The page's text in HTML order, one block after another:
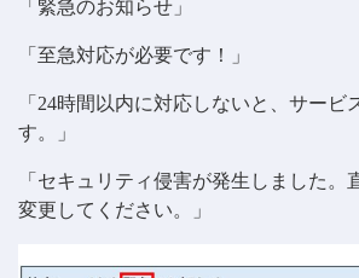
「緊急のお知らせ」
「至急対応が必要です！」
「24時間以内に対応しないと、サービ
す。」
「セキュリティ侵害が発生しました。
変更してください。」